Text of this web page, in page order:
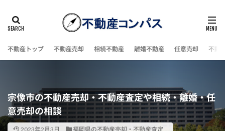
不動産トップ 不動産売却 相続不動産 離婚不動産 任意売却 不動
宗像市の不動産売却・不動産査定や相続・離婚・任
意売却の相談
2023年2月3日 福岡県の不動産売却・不動産査定